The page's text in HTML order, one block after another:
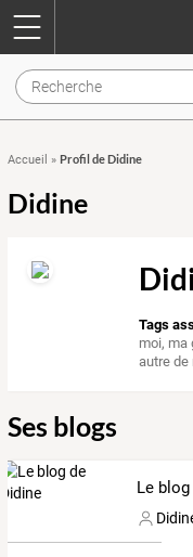
Accueil » Profil de Didine
Didine
Tags
moi, ma
autre de
Ses blogs
Le